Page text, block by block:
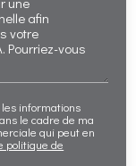
informations
le cadre de ma
qui peut en
politique de